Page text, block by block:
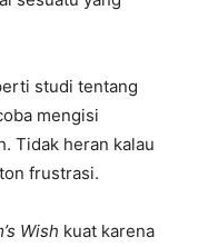
studi tentang
mengisi
Tidak heran kalau
frustrasi.
Wish kuat karena